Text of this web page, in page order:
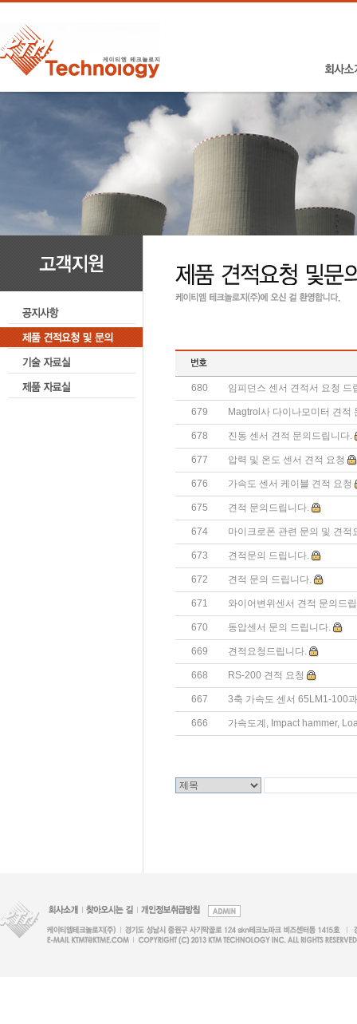
680 임피던스 센서 견적서 요청 드
679 Magtrol사 다이나모미터 견적
678 진동 센서 견적 문의드립니다.
677 압력 및 온도 센서 견적 요청
676 가속도 센서 케이블 견적 요청
675 견적 문의드립니다.
674 마이크로폰 관련 문의 및 견적
673 견적문의 드립니다.
672 견적 문의 드립니다.
671 와이어변위센서 견적 문의드
670 동압센서 문의 드립니다.
669 견적요청드립니다.
668 RS-200 견적 요청
667 3축 가속도 센서 65LM1-100
666 가속도계, Impact hammer,